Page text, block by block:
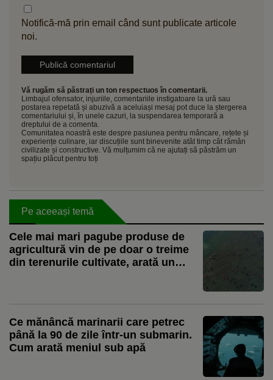
Notifică-mă prin email când sunt publicate articole
noi.
Vă rugăm să păstrați un ton respectuos în comentarii.
Limbajul ofensator, injuriile, comentariile instigatoare la ură sau
postarea repetată și abuzivă a aceluiași mesaj pot duce la ștergerea
comentariului și, în unele cazuri, la suspendarea temporară a
dreptului de a comenta.
Comunitatea noastră este despre pasiunea pentru mâncare, rețete și
experiențe culinare, iar discuțiile sunt binevenite atât timp cât rămân
civilizate și constructive. Vă mulțumim că ne ajutați să păstrăm un
spațiu plăcut pentru toți
Pe aceeași temă
Cele mai mari pagube produse de
agricultură vin de pe doar o treime
din terenurile cultivate, arată un
Ce mănâncă marinarii care petrec
până la 90 de zile într-un submarin.
Cum arată meniul sub apă